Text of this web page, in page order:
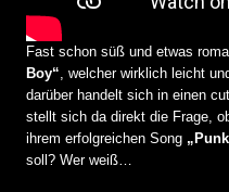
Fast schon süß und etwas
Boy“ , welcher wirklich leicht
darüber handelt sich in einen
stellt sich da direkt die Frage,
ihrem erfolgreichen Song
soll? Wer weiß…